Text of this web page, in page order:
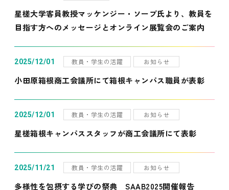
星槎大学客員教授マッケンジー・ソープ氏より、教員を
目指す方へのメッセージとオンライン展覧会のご案内
2025/12/01 教員・学生の活躍 お知らせ
小田原箱根商工会議所にて箱根キャンパス職員が表彰
2025/12/01 教員・学生の活躍 お知らせ
星槎箱根キャンパススタッフが商工会議所にて表彰
2025/11/21 教員・学生の活躍 お知らせ
多様性を包摂する学びの祭典 SAAB2025開催報告